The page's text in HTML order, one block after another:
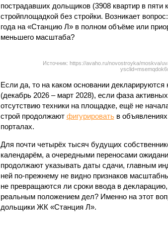
пострадавших дольщиков (3908 квартир в пяти
стройплощадкой без стройки. Возникает
года на «Станцию Л» в полном объёме или
меньшего масштаба?
Источник: https://avaho.ru/novostroyka/moskva/
Если да, то на каком основании
(декабрь 2026 – март 2028), если фаза
отсутствию техники на площадке, ещё не
строй продолжают фигурироватьв
порталах.
Для почти четырёх тысяч будущих
календарём, а очередными переносами
продолжают указывать даты сдачи, главным
ней по-прежнему не видно признаков
не превращаются ли сроки ввода в
реальным положением дел? Именно на этот
дольщики ЖК «Станция Л».